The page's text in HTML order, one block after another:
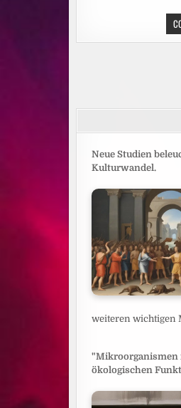
Neue Studien
Kulturwandel.
weiteren wichtigen
"Mikroorganismen
ökologischen